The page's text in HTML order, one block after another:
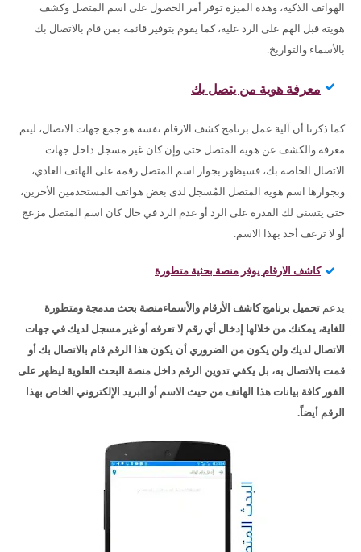
الهواتف الذكية، وهذه الميزة توفر أمر الحصول على اسم المتصل وكشف
هويته قبل الهم على الرد عليه، كما يقوم بتوفير قائمة بمن قام بالاتصال بك
بالأسماء والتواريخ.
معرفة هوية من يتصل بك
كما ذكرنا أن آلية عمل برنامج كشف الارقام نفسه هو جمع جهات الاتصال، ليتم
معرفة والكشف عن هوية المتصل حتى وإن كان غير مسجل داخل جهات
الاتصال الخاصة بك، فسيظهر بجوار اسم المتصل رقمه على الهاتف العادي،
وبجوارها اسم هوية المتصل المُسجل لدى بعض هواتف المستخدمين الأخرين،
حتى يتسنى لك القدرة على الرد أو عدم الرد في حال كان اسم المتصل مزعج
أو لا ترعف أحد بهذا الاسم.
كاشف الارقام يوفر منصة بحثية متطورة
يدعم تحميل برنامج كاشف الأرقام والأسماءمنصة بحث مدمجة ومتطورة
للغاية، يمكنك من خلالها إدخال أي رقم لا تعرفه أو غير مسجل لديك في جهات
الاتصال لديك ولن يكون من الضروري أن يكون هذا الرقم قام بالاتصال بك أو
قمت بالاتصال به، بل يكفي تدوين الرقم داخل منصة البحث العلوية ليظهر على
الفور كافة بيانات هذا الهاتف من حيث الاسم أو البريد الإلكتروني الخاص بهذا
الرقم أيضاً.